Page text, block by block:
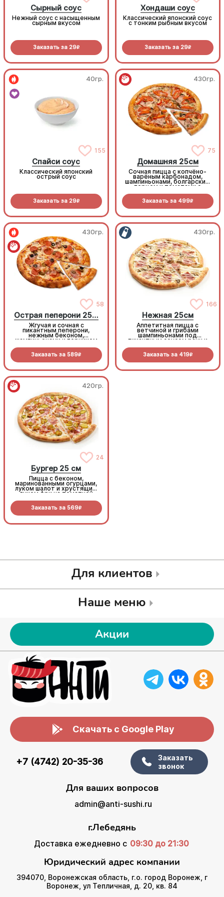
Сырный соус
Нежный соус с насыщенным
сырным вкусом
Заказать за 29R
Хондаши соус
Классический японский соус
с тонким рыбным вкусом
Заказать за 29R
40гр.
155
Спайси соус
Классический японский
острый соус
Заказать за 29R
430гр.
75
Домашняя 25см
Сочная пицца с копчёно-
варёным карбонадом,
шампиньонами, болгарским
перцем и томатами с
Заказать за 499R
430гр.
58
Острая пеперони 25cм
Жгучая и сочная с
пикантным пеперони,
нежным беконом,
шампиньонами и перчиком
Заказать за 589R
430гр.
166
Нежная 25см
Аппетитная пицца с
ветчиной и грибами
шампиньонами под
пикантным соусом ранч и
Заказать за 419R
420гр.
24
Бургер 25 см
Пицца с беконом,
маринованными огурцами,
луком шалот и хрустящим
луком фри на томатной
Заказать за 569R
Для клиентов
Наше меню
Акции
Скачать с Google Play
+7 (4742) 20-35-36
Заказать
звонок
Для ваших вопросов
admin@anti-sushi.ru
г.Лебедянь
Доставка ежедневно с 09:30 до 21:30
Юридический адрес компании
394070, Воронежская область, г.о. город Воронеж, г
Воронеж, ул Тепличная, д. 20, кв. 84